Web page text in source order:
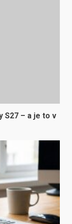
S27 – a je to v